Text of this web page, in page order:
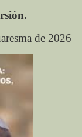
de 2026